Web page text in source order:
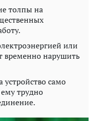
толпы на
или
временно нарушить
само
трудно